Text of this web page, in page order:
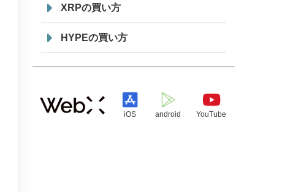
XRPの買い方
HYPEの買い方
iOS android YouTube